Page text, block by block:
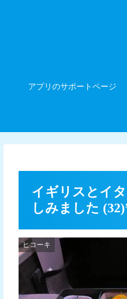
アプリのサポートページ
イギリスとイ
しみました
ヒコーキ